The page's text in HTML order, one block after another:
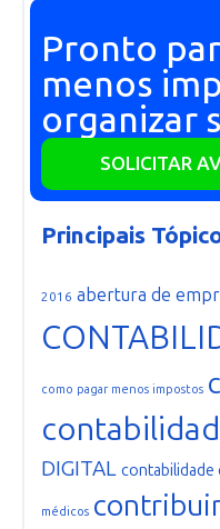
Pronto
menos
organizar
SOLICITAR
Principais
2016 abertura de
como pagar menos impostos
DIGITAL contabilidade
médicos